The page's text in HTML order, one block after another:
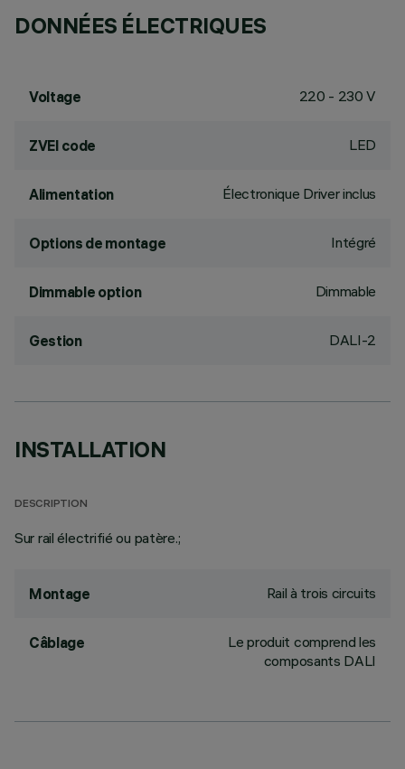
DONNÉES ÉLECTRIQUES
Voltage 220 - 230 V
ZVEI code LED
Alimentation Électronique Driver inclus
Options de montage Intégré
Dimmable option Dimmable
Gestion DALI-2
INSTALLATION
DESCRIPTION
Sur rail électrifié ou patère.;
Montage Rail à trois circuits
Câblage
Le produit comprend les
composants DALI